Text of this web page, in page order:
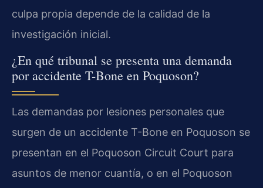
culpa propia depende de la calidad de la
investigación inicial.
¿En qué tribunal se presenta una demanda
por accidente T-Bone en Poquoson?
Las demandas por lesiones personales que
surgen de un accidente T-Bone en Poquoson se
presentan en el Poquoson Circuit Court para
asuntos de menor cuantía, o en el Poquoson